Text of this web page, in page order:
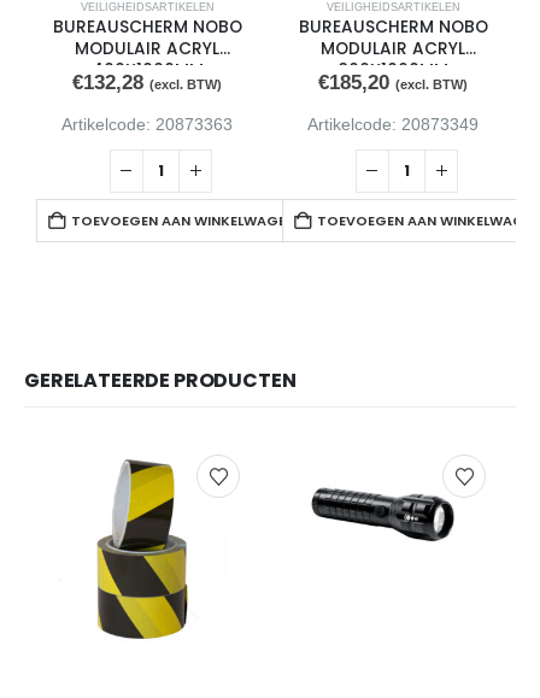
VEILIGHEIDSARTIKELEN
BUREAUSCHERM NOBO
MODULAIR ACRYL
400X1000MM
€132,28 (excl. BTW)
Artikelcode: 20873363
TOEVOEGEN AAN WINKELWAGEN
VEILIGHEIDSARTIKELEN
BUREAUSCHERM NOBO
MODULAIR ACRYL
800X1000MM
€185,20 (excl. BTW)
Artikelcode: 20873349
TOEVOEGEN AAN
GERELATEERDE PRODUCTEN